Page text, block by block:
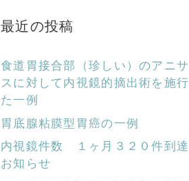
最近の投稿
食道胃接合部（珍しい）のアニ
スに対して内視鏡的摘出術を施
た一例
胃底腺粘膜型胃癌の一例
内視鏡件数 １ヶ月３２０件到
お知らせ